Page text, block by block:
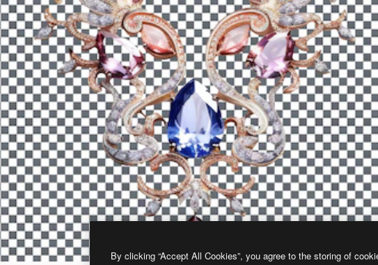
By clicking “Accept All Cookies”, you agree to the storing of